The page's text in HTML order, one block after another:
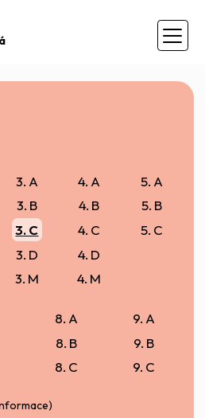
3. A
3. B
3. C
3. D
3. M
4. A
4. B
4. C
4. D
4. M
5. A
5. B
5. C
8. A
8. B
8. C
9. A
9. B
9. C